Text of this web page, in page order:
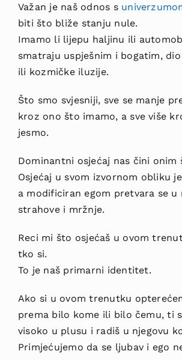
Važan je naš odnos s
biti što bliže stanju nule.
Imamo li lijepu haljinu ili
smatraju uspješnim i bogatim,
ili kozmičke iluzije.
Što smo svjesniji, sve se manje
kroz ono što imamo, a sve više
jesmo.
Dominantni osjećaj nas čini onim
Osjećaj u svom izvornom obliku
a modificiran egom pretvara se
strahove i mržnje.
Reci mi što osjećaš u ovom
tko si.
To je naš primarni identitet.
Ako si u ovom trenutku
prema bilo kome ili bilo čemu, ti
visoko u plusu i radiš u njegovu
Primjećujemo da se ljubav i ego